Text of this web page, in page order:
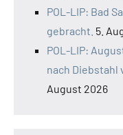
POL-LIP: Bad
gebracht. 5.
POL-LIP:
nach Diebstahl
August 2026